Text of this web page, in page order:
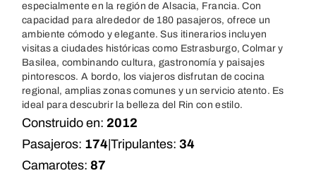
especialmente en la región de Alsacia, Francia. Con
capacidad para alrededor de 180 pasajeros, ofrece un
ambiente cómodo y elegante. Sus itinerarios incluyen
visitas a ciudades históricas como Estrasburgo, Colmar y
Basilea, combinando cultura, gastronomía y paisajes
pintorescos. A bordo, los viajeros disfrutan de cocina
regional, amplias zonas comunes y un servicio atento. Es
ideal para descubrir la belleza del Rin con estilo.
Construido en: 2012
Pasajeros: 174 Tripulantes: 34
Camarotes: 87